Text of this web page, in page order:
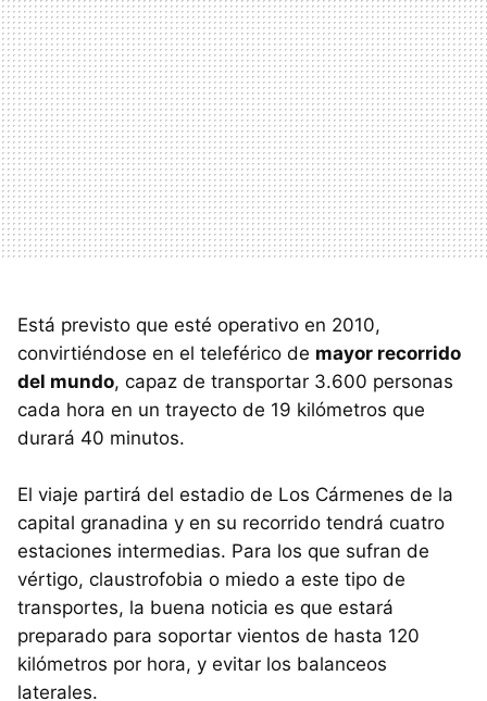
Está previsto que esté operativo en 2010,
convirtiéndose en el teleférico de mayor recorrido
del mundo, capaz de transportar 3.600 personas
cada hora en un trayecto de 19 kilómetros que
durará 40 minutos.
El viaje partirá del estadio de Los Cármenes de la
capital granadina y en su recorrido tendrá cuatro
estaciones intermedias. Para los que sufran de
vértigo, claustrofobia o miedo a este tipo de
transportes, la buena noticia es que estará
preparado para soportar vientos de hasta 120
kilómetros por hora, y evitar los balanceos
laterales.